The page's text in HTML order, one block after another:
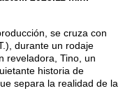
se cruza con
durante un rodaje
reveladora, Tino, un
historia de
separa la realidad de la